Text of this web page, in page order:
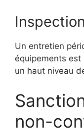
Un entretien
équipements
un haut niveau
non-